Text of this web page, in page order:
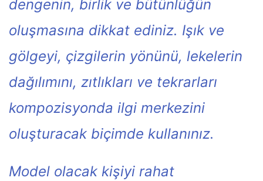
dengenin, birlik ve bütünlüğün
oluşmasına dikkat ediniz. Işık ve
gölgeyi, çizgilerin yönünü, lekelerin
dağılımını, zıtlıkları ve tekrarları
kompozisyonda ilgi merkezini
oluşturacak biçimde kullanınız.
Model olacak kişiyi rahat